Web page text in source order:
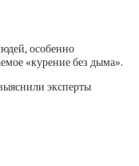
особенно
«курение без дыма».